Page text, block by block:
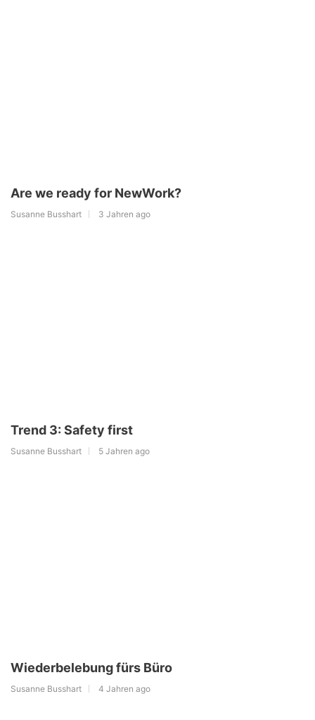
Are we ready for NewWork?
Susanne Busshart 3 Jahren ago
Trend 3: Safety first
Susanne Busshart 5 Jahren ago
Wiederbelebung fürs Büro
Susanne Busshart 4 Jahren ago